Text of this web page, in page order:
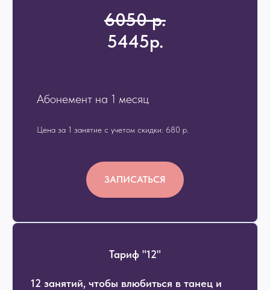
6050 р.
5445р.
Абонемент на 1 месяц
Цена за 1 занятие с учетом скидки: 680 р.
ЗАПИСАТЬСЯ
Тариф "12"
12 занятий, чтобы влюбиться в танец и